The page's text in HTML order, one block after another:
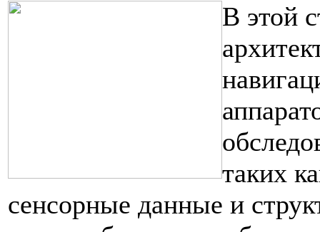
В этой
таких
сенсорные данные и